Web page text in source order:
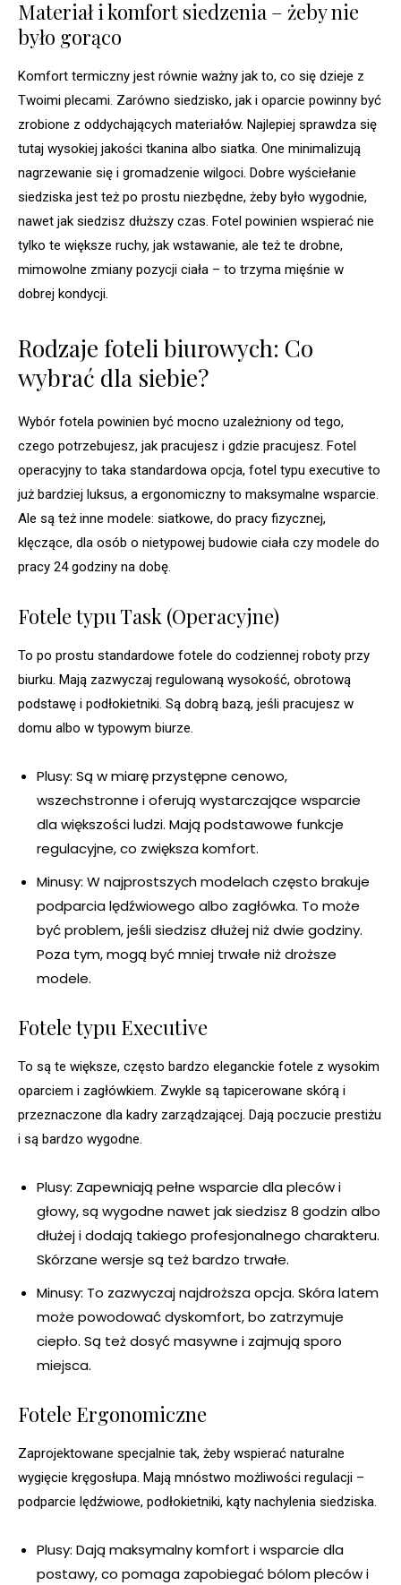
Materiał i komfort siedzenia – żeby nie
było gorąco
Komfort termiczny jest równie ważny jak to, co się dzieje z
Twoimi plecami. Zarówno siedzisko, jak i oparcie powinny być
zrobione z oddychających materiałów. Najlepiej sprawdza się
tutaj wysokiej jakości tkanina albo siatka. One minimalizują
nagrzewanie się i gromadzenie wilgoci. Dobre wyściełanie
siedziska jest też po prostu niezbędne, żeby było wygodnie,
nawet jak siedzisz dłuższy czas. Fotel powinien wspierać nie
tylko te większe ruchy, jak wstawanie, ale też te drobne,
mimowolne zmiany pozycji ciała – to trzyma mięśnie w
dobrej kondycji.
Rodzaje foteli biurowych: Co
wybrać dla siebie?
Wybór fotela powinien być mocno uzależniony od tego,
czego potrzebujesz, jak pracujesz i gdzie pracujesz. Fotel
operacyjny to taka standardowa opcja, fotel typu executive to
już bardziej luksus, a ergonomiczny to maksymalne wsparcie.
Ale są też inne modele: siatkowe, do pracy fizycznej,
klęczące, dla osób o nietypowej budowie ciała czy modele do
pracy 24 godziny na dobę.
Fotele typu Task (Operacyjne)
To po prostu standardowe fotele do codziennej roboty przy
biurku. Mają zazwyczaj regulowaną wysokość, obrotową
podstawę i podłokietniki. Są dobrą bazą, jeśli pracujesz w
domu albo w typowym biurze.
Plusy: Są w miarę przystępne cenowo,
wszechstronne i oferują wystarczające wsparcie
dla większości ludzi. Mają podstawowe funkcje
regulacyjne, co zwiększa komfort.
Minusy: W najprostszych modelach często brakuje
podparcia lędźwiowego albo zagłówka. To może
być problem, jeśli siedzisz dłużej niż dwie godziny.
Poza tym, mogą być mniej trwałe niż droższe
modele.
Fotele typu Executive
To są te większe, często bardzo eleganckie fotele z wysokim
oparciem i zagłówkiem. Zwykle są tapicerowane skórą i
przeznaczone dla kadry zarządzającej. Dają poczucie prestiżu
i są bardzo wygodne.
Plusy: Zapewniają pełne wsparcie dla pleców i
głowy, są wygodne nawet jak siedzisz 8 godzin albo
dłużej i dodają takiego profesjonalnego charakteru.
Skórzane wersje są też bardzo trwałe.
Minusy: To zazwyczaj najdroższa opcja. Skóra latem
może powodować dyskomfort, bo zatrzymuje
ciepło. Są też dosyć masywne i zajmują sporo
miejsca.
Fotele Ergonomiczne
Zaprojektowane specjalnie tak, żeby wspierać naturalne
wygięcie kręgosłupa. Mają mnóstwo możliwości regulacji –
podparcie lędźwiowe, podłokietniki, kąty nachylenia siedziska.
Plusy: Dają maksymalny komfort i wsparcie dla
postawy, co pomaga zapobiegać bólom pleców i